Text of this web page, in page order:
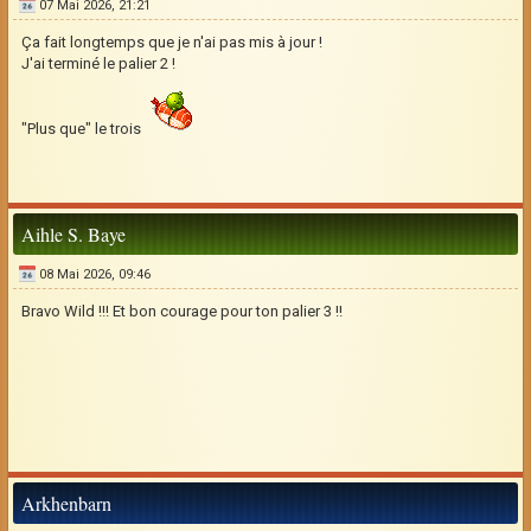
07 Mai 2026, 21:21
Ça fait longtemps que je n'ai pas mis à jour !
J'ai terminé le palier 2 !
"Plus que" le trois
Aihle S. Baye
08 Mai 2026, 09:46
Bravo Wild !!! Et bon courage pour ton palier 3 !!
Arkhenbarn